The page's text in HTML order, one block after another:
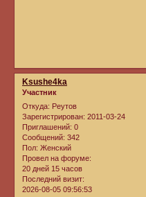
Ksushe4ka
Участник
Откуда: Реутов
Зарегистрирован: 2011-03-24
Приглашений: 0
Сообщений: 342
Пол: Женский
Провел на форуме:
20 дней 15 часов
Последний визит:
2026-08-05 09:56:53